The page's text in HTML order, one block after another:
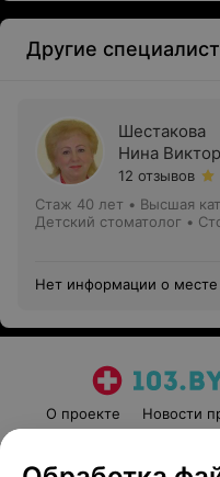
Другие
Шестакова
Нина
12 отзывов
Стаж 40 лет • Высшая
Детский стоматолог •
Нет информации о месте
О проекте Новости